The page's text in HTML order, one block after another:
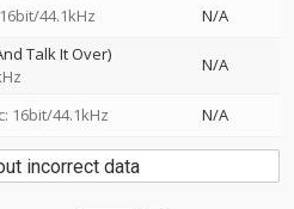
44.1kHz N/A
Talk It Over)
N/A
16bit/44.1kHz N/A
incorrect data